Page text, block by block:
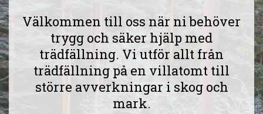
Välkommen till oss när ni behöver
trygg och säker hjälp med
trädfällning. Vi utför allt från
trädfällning på en villatomt till
större avverkningar i skog och
mark.